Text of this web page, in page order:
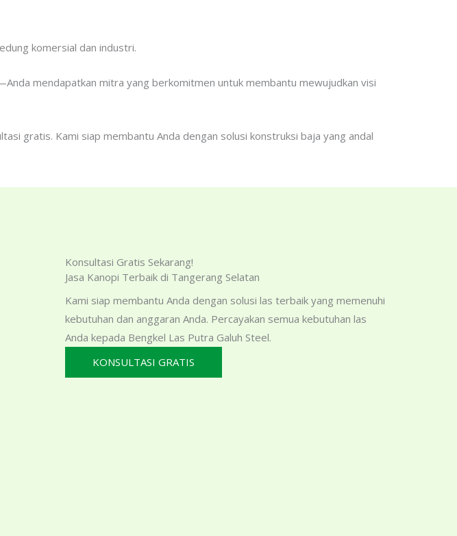
komersial dan industri.
mendapatkan mitra yang berkomitmen untuk membantu mewujudkan visi
gratis. Kami siap membantu Anda dengan solusi konstruksi baja yang andal
Konsultasi Gratis Sekarang!
Jasa Kanopi Terbaik di Tangerang Selatan
Kami siap membantu Anda dengan solusi las terbaik yang memenuhi
kebutuhan dan anggaran Anda. Percayakan semua kebutuhan las
Anda kepada Bengkel Las Putra Galuh Steel.
KONSULTASI GRATIS